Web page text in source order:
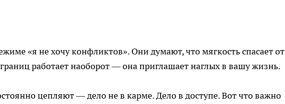
«я не хочу конфликтов». Они думают, что мягкость спасает от
работает наоборот — она приглашает наглых в вашу жизнь.
цепляют — дело не в карме. Дело в доступе. Вот что важно